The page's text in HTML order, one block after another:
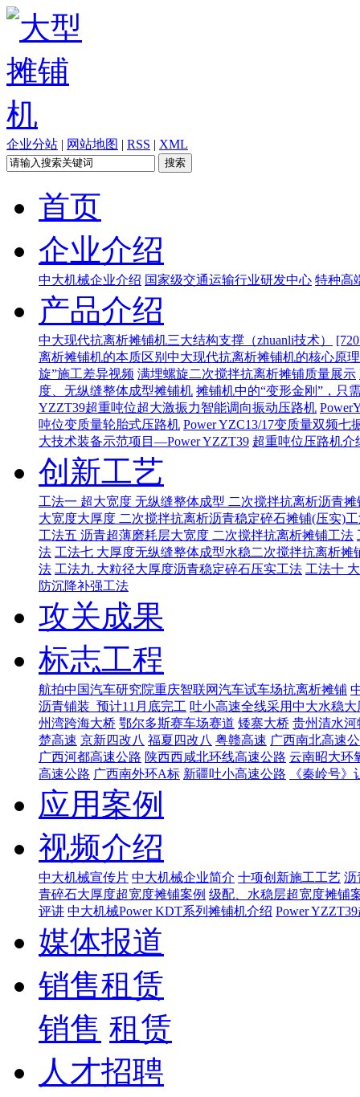
企业分站 | 网站地图 | RSS | XML
首页
企业介绍
中大机械企业介绍 国家级交通运输行业研发中心 特种高
产品介绍
中大现代抗离析摊铺机三大结构支撑（zhuanli技术）
离析摊铺机的本质区别 中大现代抗离析摊铺机的核心原
旋”施工差异视频 满埋螺旋二次搅拌抗离析摊铺质量展示
度、无纵缝整体成型摊铺机 摊铺机中的“变形金刚”，只
YZZT39超重吨位超大激振力智能调向振动压路机
吨位变质量轮胎式压路机 Power YZC13/17变质量双频七
大技术装备示范项目—Power YZZT39 超重吨位压路机介
创新工艺
工法一 超大宽度 无纵缝整体成型 二次搅拌抗离析沥青摊
大宽度大厚度 二次搅拌抗离析沥青稳定碎石摊铺(压实)
工法五 沥青超薄磨耗层大宽度 二次搅拌抗离析摊铺工法
法 工法七 大厚度无纵缝整体成型水稳二次搅拌抗离析摊
法 工法九 大粒径大厚度沥青稳定碎石压实工法 工法十
防沉降补强工法
攻关成果
标志工程
航拍中国汽车研究院重庆智联网汽车试车场抗离析摊铺
沥青铺装_预计11月底完工 吐小高速全线采用中大水稳
州湾跨海大桥 鄂尔多斯赛车场赛道 矮寨大桥 贵州清水
楚高速 京新四改八 福夏四改八 粤赣高速 广西南北高速
广西河都高速公路 陕西西咸北环线高速公路 云南昭大环
高速公路 广西南外环A标 新疆吐小高速公路 《秦岭号
应用案例
视频介绍
中大机械宣传片 中大机械企业简介 十项创新施工工艺 沥
青碎石大厚度超宽度摊铺案例 级配、水稳层超宽度摊铺
评讲 中大机械Power KDT系列摊铺机介绍 Power
媒体报道
销售租赁
销售 租赁
人才招聘